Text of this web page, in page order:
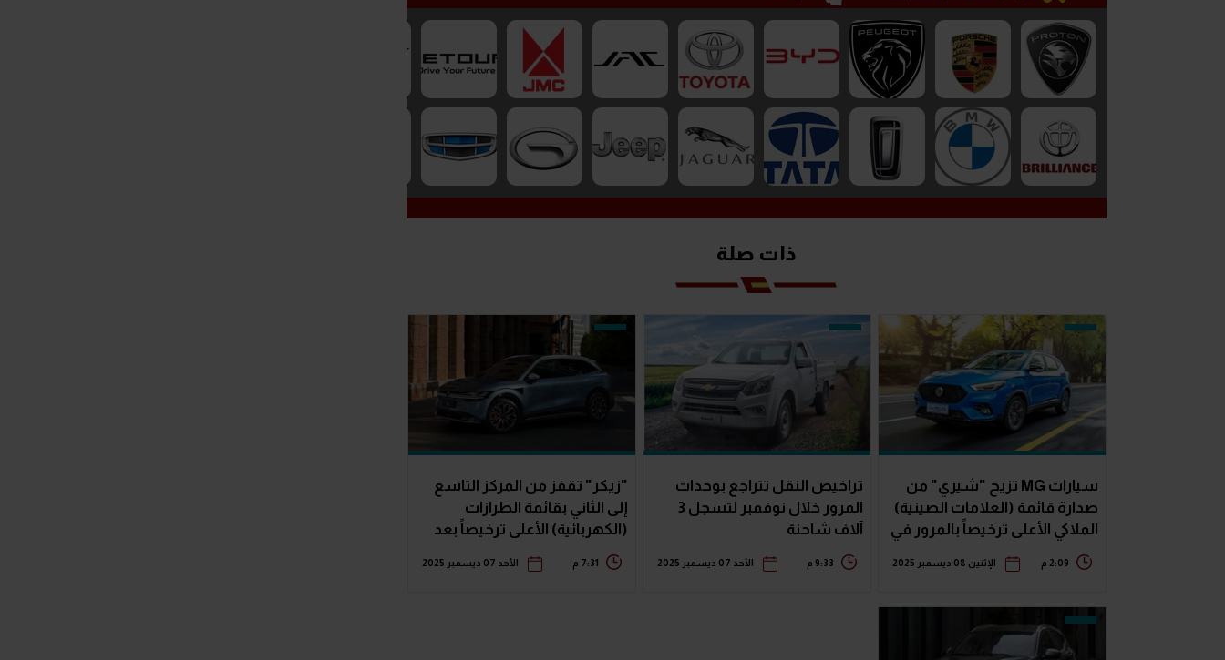
ذات صلة
سيارات MG تزيح "شيري" من
صدارة قائمة (العلامات الصينية)
الملاكي الأعلى ترخيصاً بالمرور في
نوفمبر
2:09 م الإثنين 08 ديسمبر 2025
تراخيص النقل تتراجع بوحدات
المرور خلال نوفمبر لتسجل 3
آلاف شاحنة
9:33 م الأحد 07 ديسمبر 2025
"زيكر" تقفز من المركز التاسع
إلى الثاني بقائمة الطرازات
(الكهربائية) الأعلى ترخيصاً بعد
طرح 7X
7:31 م الأحد 07 ديسمبر 2025